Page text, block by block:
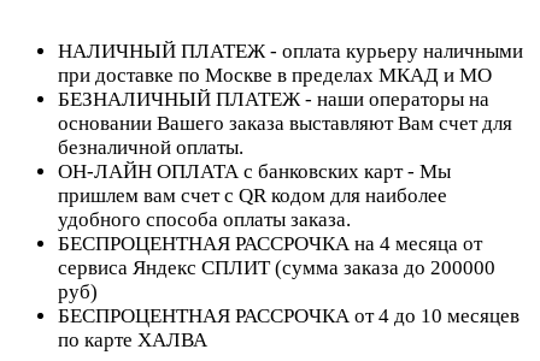
НАЛИЧНЫЙ ПЛАТЕЖ - оплата курьеру наличными
при доставке по Москве в пределах МКАД и МО
БЕЗНАЛИЧНЫЙ ПЛАТЕЖ - наши операторы на
основании Вашего заказа выставляют Вам счет для
безналичной оплаты.
ОН-ЛАЙН ОПЛАТА с банковских карт - Мы
пришлем вам счет с QR кодом для наиболее
удобного способа оплаты заказа.
БЕСПРОЦЕНТНАЯ РАССРОЧКА на 4 месяца от
сервиса Яндекс СПЛИТ (сумма заказа до 200000
руб)
БЕСПРОЦЕНТНАЯ РАССРОЧКА от 4 до 10 месяцев
по карте ХАЛВА